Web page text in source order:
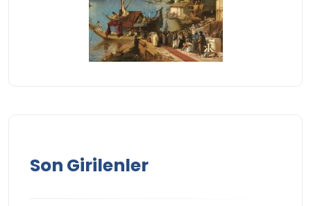
Son Girilenler